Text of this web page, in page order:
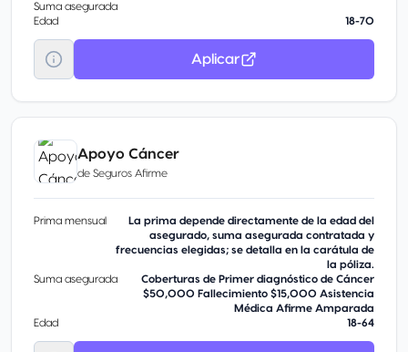
Suma asegurada
Edad
18-70
Aplicar
Apoyo Cáncer
de Seguros Afirme
Prima mensual
La prima depende directamente de la edad del
asegurado, suma asegurada contratada y
frecuencias elegidas; se detalla en la carátula de
la póliza.
Suma asegurada
Coberturas de Primer diagnóstico de Cáncer
$50,000 Fallecimiento $15,000 Asistencia
Médica Afirme Amparada
Edad
18-64